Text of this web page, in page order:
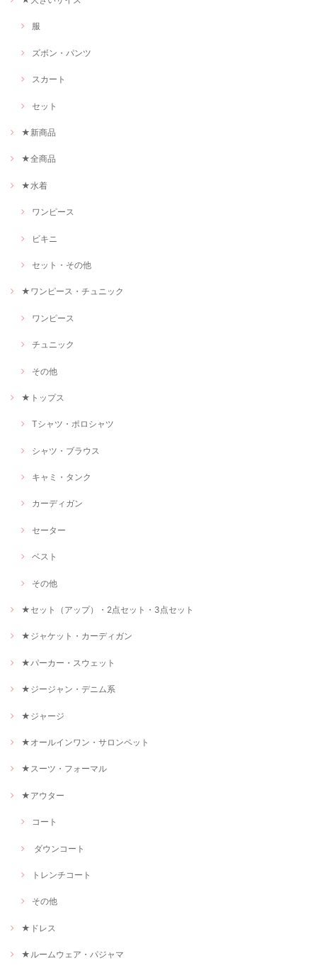
服
ズボン・パンツ
スカート
セット
★新商品
★全商品
★水着
ワンピース
ビキニ
セット・その他
★ワンピース・チュニック
ワンピース
チュニック
その他
★トップス
Tシャツ・ポロシャツ
シャツ・ブラウス
キャミ・タンク
カーディガン
セーター
ベスト
その他
★セット（アップ）・2点セット・3点セット
★ジャケット・カーディガン
★パーカー・スウェット
★ジージャン・デニム系
★ジャージ
★オールインワン・サロンペット
★スーツ・フォーマル
★アウター
コート
ダウンコート
トレンチコート
その他
★ドレス
★ルームウェア・パジャマ